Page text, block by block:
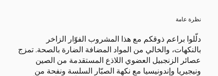
نظرة عامة
دلّلوا براعم ذوقكم مع هذا المشروب الفوّار الزاخر
بالنكهات، والخالي من المواد المضافة الضارة بالصحة. تمزج
عصائر الزنجبيل العضوي اللاذع المستقدمة من الصين
ونيجيريا وإندونيسيا مع نكهة الصبّار السلسة ونفحة من